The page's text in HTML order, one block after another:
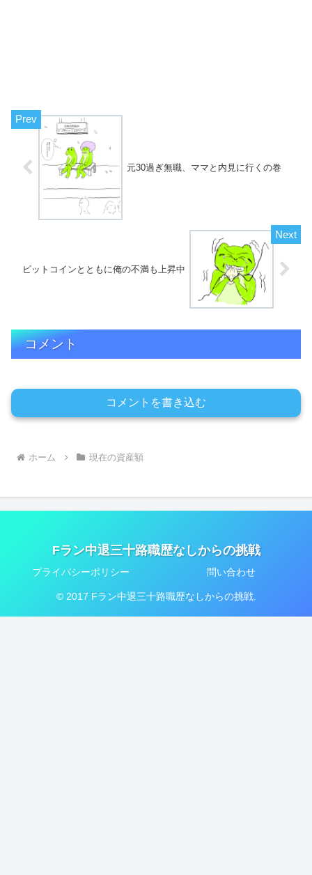
元30過ぎ無職、ママと内見に行くの巻
ビットコインとともに俺の不満も上昇中
コメント
コメントを書き込む
ホーム 現在の資産額
Fラン中退三十路職歴なしからの挑戦
プライバシーポリシー 問い合わせ
© 2017 Fラン中退三十路職歴なしからの挑戦.